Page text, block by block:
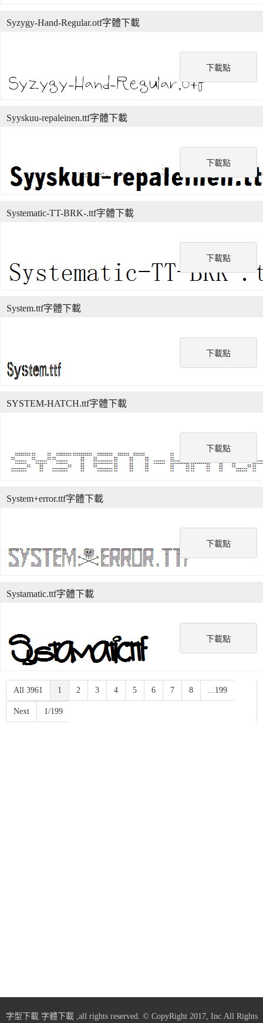
下載點
Syzygy-Hand-Regular.otf字體下載
下載點
Syyskuu-repaleinen.ttf字體下載
下載點
Systematic-TT-BRK-.ttf字體下載
下載點
System.ttf字體下載
下載點
SYSTEM-HATCH.ttf字體下載
下載點
System+error.ttf字體下載
下載點
Systamatic.ttf字體下載
All 3961 1 2 3 4 5 6 7 8 ...199
Next 1/199
字型下載 字體下載,all rights reserved. © CopyRight 2017, Inc.All Rights